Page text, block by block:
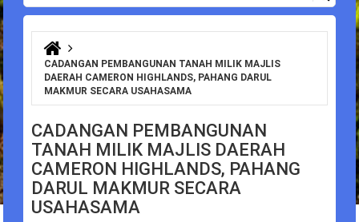
Borang carian
Anda di sini
CADANGAN PEMBANGUNAN TANAH MILIK MAJLIS
DAERAH CAMERON HIGHLANDS, PAHANG DARUL
MAKMUR SECARA USAHASAMA
CADANGAN PEMBANGUNAN
TANAH MILIK MAJLIS DAERAH
CAMERON HIGHLANDS, PAHANG
DARUL MAKMUR SECARA
USAHASAMA